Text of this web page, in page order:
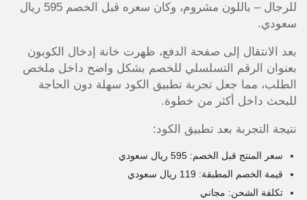
للرجال – باللون مشروم، وكان سعره قبل الخصم 595 ريال
سعودي.
بعد الانتقال إلى صفحة الدفع، ظهرت خانة إدخال الكوبون
بعنوان الرقم التسلسلي للخصم بشكل واضح داخل ملخص
الطلب، مما جعل تجربة تطبيق الكود سهلة دون الحاجة
للبحث داخل أكثر من خطوة.
نتيجة التجربة بعد تطبيق الكود:
سعر المنتج قبل الخصم: 595 ريال سعودي
قيمة الخصم المطبقة: 119 ريال سعودي
تكلفة الشحن: مجاني